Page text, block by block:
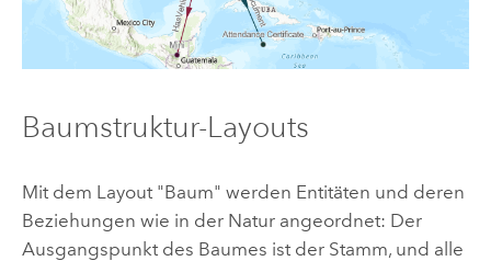
Baumstruktur-Layouts
Mit dem Layout "Baum" werden Entitäten und deren
Beziehungen wie in der Natur angeordnet: Der
Ausgangspunkt des Baumes ist der Stamm, und alle